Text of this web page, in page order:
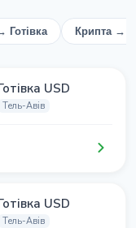
Готівка Крипта →
USD
Тель-Авів
USD
Тель-Авів